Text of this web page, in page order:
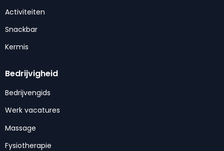
Activiteiten
Snackbar
Kermis
Bedrijvigheid
Bedrijvengids
Werk vacatures
Massage
Fysiotherapie